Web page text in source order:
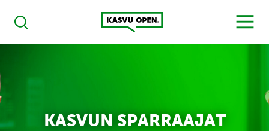
Haku
Kasvu Open
MENU
KASVUN SPARRAAJAT